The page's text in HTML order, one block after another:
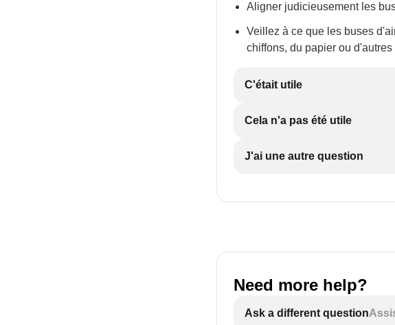
Aligner judicieusement les
Veillez à ce que les buses
chiffons, du papier ou d'autres
C'était utile
Cela n'a pas été utile
J'ai une autre question
Need more help?
Ask a different question